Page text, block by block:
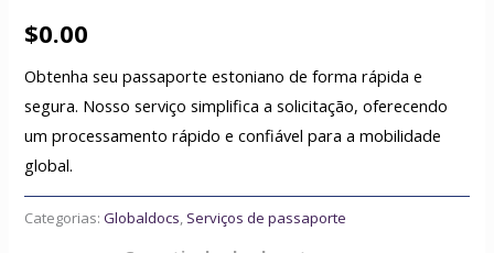
$0.00
Obtenha seu passaporte estoniano de forma rápida e
segura. Nosso serviço simplifica a solicitação, oferecendo
um processamento rápido e confiável para a mobilidade
global.
Categorias:Globaldocs, Serviços de passaporte